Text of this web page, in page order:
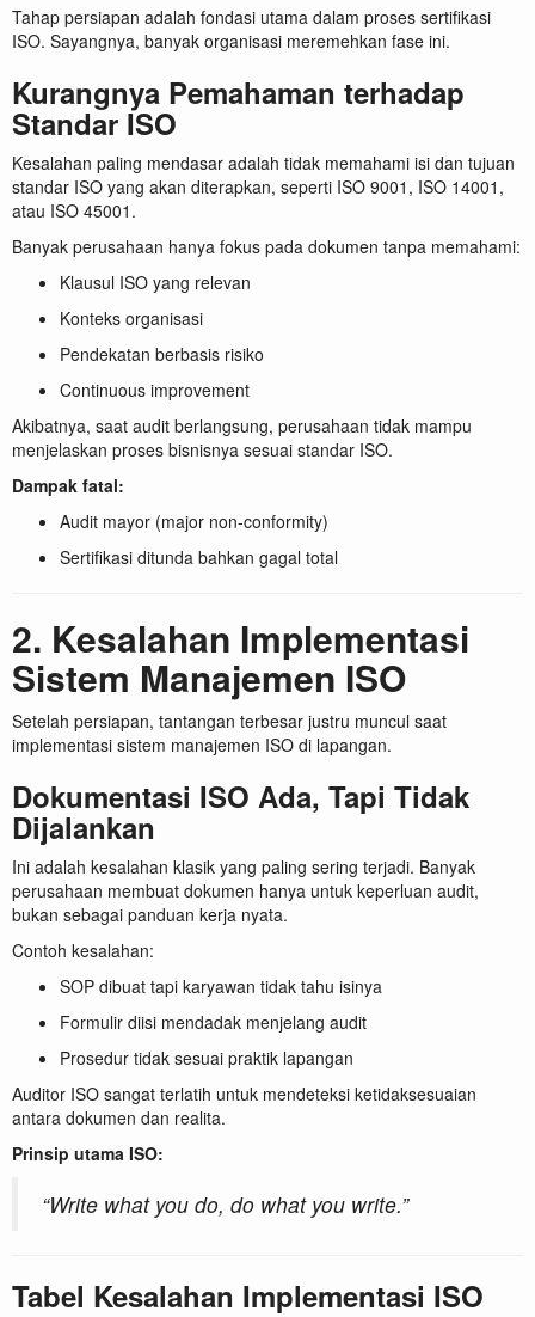
Tahap persiapan adalah fondasi utama dalam proses sertifikasi
ISO. Sayangnya, banyak organisasi meremehkan fase ini.
Kurangnya Pemahaman terhadap
Standar ISO
Kesalahan paling mendasar adalah tidak memahami isi dan tujuan
standar ISO yang akan diterapkan, seperti ISO 9001, ISO 14001,
atau ISO 45001.
Banyak perusahaan hanya fokus pada dokumen tanpa memahami:
Klausul ISO yang relevan
Konteks organisasi
Pendekatan berbasis risiko
Continuous improvement
Akibatnya, saat audit berlangsung, perusahaan tidak mampu
menjelaskan proses bisnisnya sesuai standar ISO.
Dampak fatal:
Audit mayor (major non-conformity)
Sertifikasi ditunda bahkan gagal total
2. Kesalahan Implementasi
Sistem Manajemen ISO
Setelah persiapan, tantangan terbesar justru muncul saat
implementasi sistem manajemen ISO di lapangan.
Dokumentasi ISO Ada, Tapi Tidak
Dijalankan
Ini adalah kesalahan klasik yang paling sering terjadi. Banyak
perusahaan membuat dokumen hanya untuk keperluan audit,
bukan sebagai panduan kerja nyata.
Contoh kesalahan:
SOP dibuat tapi karyawan tidak tahu isinya
Formulir diisi mendadak menjelang audit
Prosedur tidak sesuai praktik lapangan
Auditor ISO sangat terlatih untuk mendeteksi ketidaksesuaian
antara dokumen dan realita.
Prinsip utama ISO:
“Write what you do, do what you write.”
Tabel Kesalahan Implementasi ISO